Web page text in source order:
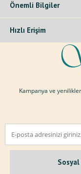
Önemli Bilgiler
Hızlı Erişim
Kampanya ve